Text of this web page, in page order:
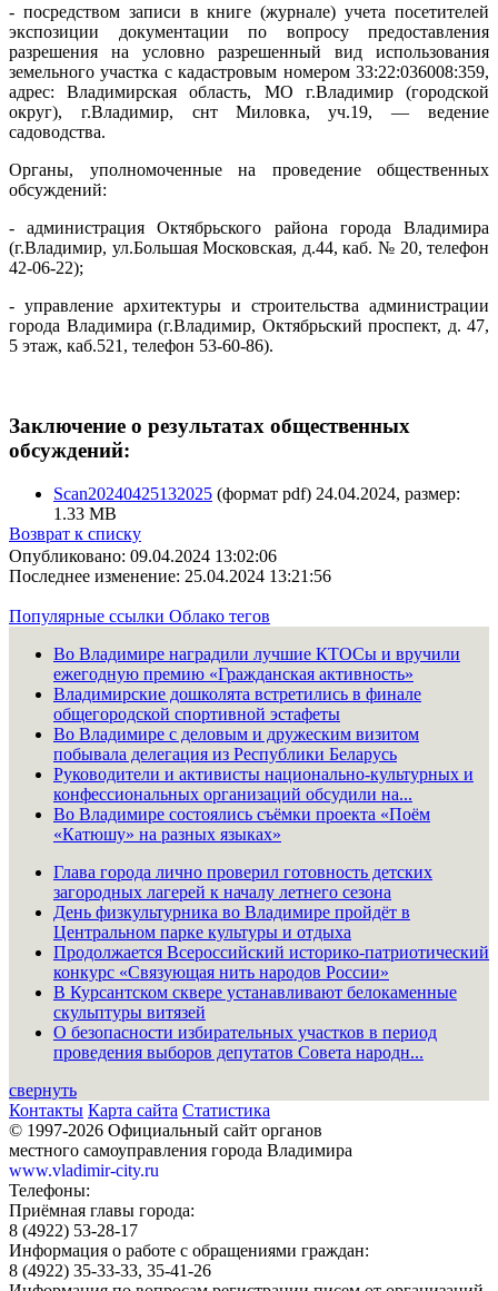
- посредством записи в книге (журнале) учета посетителей
экспозиции документации по вопросу предоставления
разрешения на условно разрешенный вид использования
земельного участка с кадастровым номером 33:22:036008:359,
адрес: Владимирская область, МО г.Владимир (городской
округ), г.Владимир, снт Миловка, уч.19, — ведение
садоводства.
Органы, уполномоченные на проведение общественных
обсуждений:
- администрация Октябрьского района города Владимира
(г.Владимир, ул.Большая Московская, д.44, каб. № 20, телефон
42-06-22);
- управление архитектуры и строительства администрации
города Владимира (г.Владимир, Октябрьский проспект, д. 47,
5 этаж, каб.521, телефон 53-60-86).
Заключение о результатах общественных
обсуждений:
Scan20240425132025 (формат pdf) 24.04.2024, размер:
1.33 MB
Возврат к списку
Опубликовано: 09.04.2024 13:02:06
Последнее изменение: 25.04.2024 13:21:56
Популярные ссылки Облако тегов
Во Владимире наградили лучшие КТОСы и вручили
ежегодную премию «Гражданская активность»
Владимирские дошколята встретились в финале
общегородской спортивной эстафеты
Во Владимире с деловым и дружеским визитом
побывала делегация из Республики Беларусь
Руководители и активисты национально-культурных и
конфессиональных организаций обсудили на...
Во Владимире состоялись съёмки проекта «Поём
«Катюшу» на разных языках»
Глава города лично проверил готовность детских
загородных лагерей к началу летнего сезона
День физкультурника во Владимире пройдёт в
Центральном парке культуры и отдыха
Продолжается Всероссийский историко-патриотический
конкурс «Связующая нить народов России»
В Курсантском сквере устанавливают белокаменные
скульптуры витязей
О безопасности избирательных участков в период
проведения выборов депутатов Совета народн...
свернуть
Контакты Карта сайта Статистика
© 1997-2026 Официальный сайт органов
местного самоуправления города Владимира
www.vladimir-city.ru
Телефоны:
Приёмная главы города:
8 (4922) 53-28-17
Информация о работе с обращениями граждан:
8 (4922) 35-33-33, 35-41-26